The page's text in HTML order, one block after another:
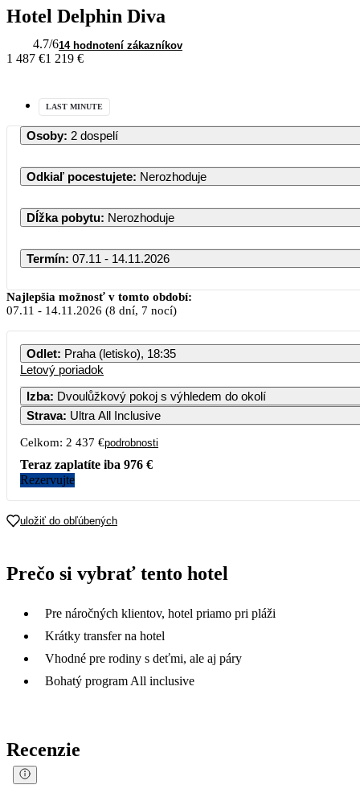
Hotel Delphin Diva
4.7/614 hodnotení zákazníkov
1 487 €1 219 €
LAST MINUTE
Osoby: 2 dospelí
Odkiaľ pocestujete: Nerozhoduje
Dĺžka pobytu: Nerozhoduje
Termín: 07.11 - 14.11.2026
Najlepšia možnosť v tomto období:
07.11 - 14.11.2026 (8 dní, 7 nocí)
Odlet: Praha (letisko), 18:35
Letový poriadok
Izba: Dvoulůžkový pokoj s výhledem do okolí
Strava: Ultra All Inclusive
Celkom: 2 437 €podrobnosti
Teraz zaplatíte iba 976 €
Rezervujte
uložiť do obľúbených
Prečo si vybrať tento hotel
Pre náročných klientov, hotel priamo pri pláži
Krátky transfer na hotel
Vhodné pre rodiny s deťmi, ale aj páry
Bohatý program All inclusive
Recenzie